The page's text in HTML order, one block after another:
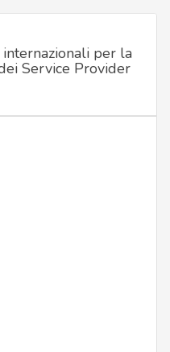
per la
Service Provider